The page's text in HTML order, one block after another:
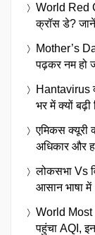
World Red
क्रॉस डे? जानें
Mother’s
पढ़कर नम हो
Hantavirus
भर में क्यों बढ़ी
एमिकस क्यूरी
अधिकार और
लोकसभा Vs
आसान भाषा में
World Most
पहुंचा AQI,